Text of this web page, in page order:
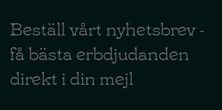
Beställ vårt nyhetsbrev -
få bästa erbdjudanden
direkt i din mejl